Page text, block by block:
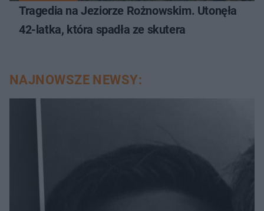
Tragedia na Jeziorze Rożnowskim. Utonęła
42-latka, która spadła ze skutera
NAJNOWSZE NEWSY: